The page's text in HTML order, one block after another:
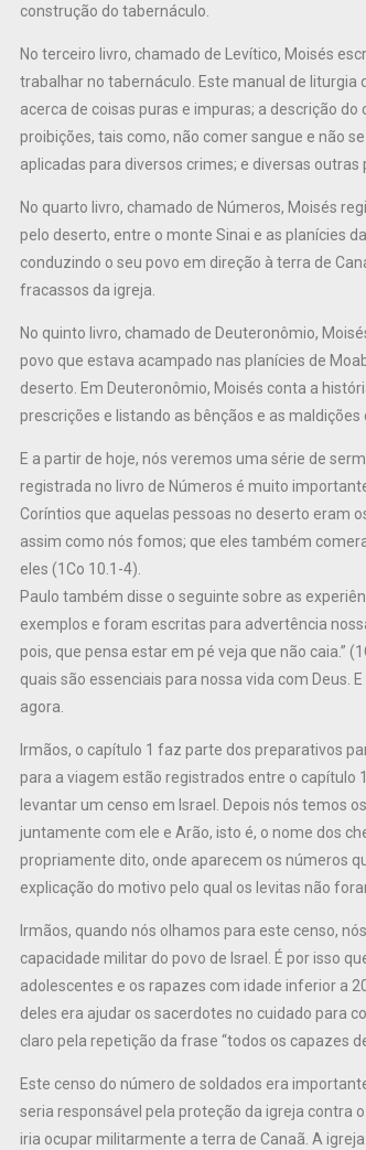
construção do tabernáculo.
No terceiro livro, chamado de Levítico, Moisés
trabalhar no tabernáculo. Este manual de
acerca de coisas puras e impuras; a descrição
proibições, tais como, não comer sangue e não
aplicadas para diversos crimes; e diversas
No quarto livro, chamado de Números, Moisés
pelo deserto, entre o monte Sinai e as planícies
conduzindo o seu povo em direção à terra de
fracassos da igreja.
No quinto livro, chamado de Deuteronômio,
povo que estava acampado nas planícies de
deserto. Em Deuteronômio, Moisés conta a
prescrições e listando as bênçãos e as maldições
E a partir de hoje, nós veremos uma série de
registrada no livro de Números é muito
Coríntios que aquelas pessoas no deserto eram
assim como nós fomos; que eles também
eles (1Co 10.1-4).
Paulo também disse o seguinte sobre as
exemplos e foram escritas para advertência
pois, que pensa estar em pé veja que não caia.”
quais são essenciais para nossa vida com Deus.
agora.
Irmãos, o capítulo 1 faz parte dos preparativos
para a viagem estão registrados entre o capítulo
levantar um censo em Israel. Depois nós temos
juntamente com ele e Arão, isto é, o nome dos
propriamente dito, onde aparecem os números
explicação do motivo pelo qual os levitas não
Irmãos, quando nós olhamos para este censo,
capacidade militar do povo de Israel. É por isso
adolescentes e os rapazes com idade inferior a
deles era ajudar os sacerdotes no cuidado para
claro pela repetição da frase “todos os capazes
Este censo do número de soldados era
seria responsável pela proteção da igreja contra
iria ocupar militarmente a terra de Canaã. A